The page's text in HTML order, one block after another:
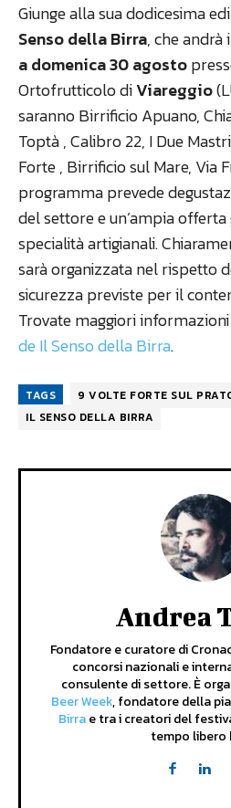
Giunge alla sua dodicesima
Senso della Birra, che andrà
a domenica 30 agosto
Ortofrutticolo diViareggio
saranno Birrificio Apuano,
Toptà , Calibro 22, I Due
Forte , Birrificio sul Mare, Via
programma prevede
del settore e un’ampia
specialità artigianali.
sarà organizzata nel rispetto
sicurezza previste per il
Trovate maggiori
de Il Senso della Birra.
TAGS 9 VOLTE FORTE SUL
IL SENSO DELLA BIRRA
Andrea
Fondatore e curatore di
concorsi nazionali e
consulente di settore. È
Beer Week, fondatore della
Birrae tra i creatori del
tempo libero